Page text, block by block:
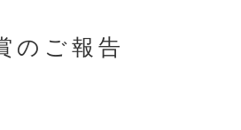
のご報告